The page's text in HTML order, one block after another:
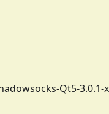
Qt5-3.0.1-